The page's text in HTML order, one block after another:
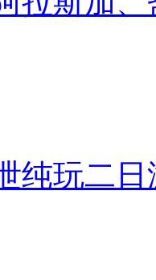
纯玩二日